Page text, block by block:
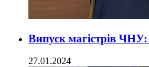
Випуск магістрів ЧНУ:
27.01.2024